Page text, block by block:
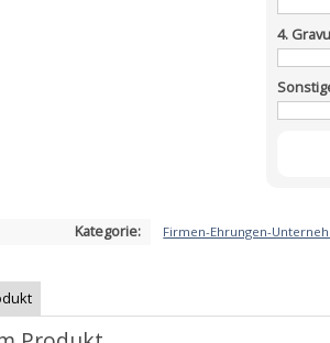
4.
Kategorie: Firmen-Ehrungen-